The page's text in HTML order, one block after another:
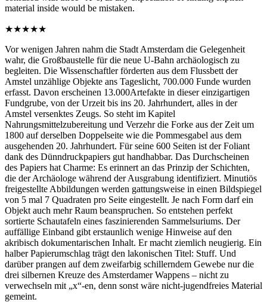
material inside would be mistaken.
★★★★★
Vor wenigen Jahren nahm die Stadt Amsterdam die Gelegenheit
wahr, die Großbaustelle für die neue U-Bahn archäologisch zu
begleiten. Die Wissenschaftler förderten aus dem Flussbett der
Amstel unzählige Objekte ans Tageslicht, 700.000 Funde wurden
erfasst. Davon erscheinen 13.000Artefakte in dieser einzigartigen
Fundgrube, von der Urzeit bis ins 20. Jahrhundert, alles in der
Amstel versenktes Zeugs. So steht im Kapitel
Nahrungsmittelzubereitung und Verzehr die Forke aus der Zeit um
1800 auf derselben Doppelseite wie die Pommesgabel aus dem
ausgehenden 20. Jahrhundert. Für seine 600 Seiten ist der Foliant
dank des Dünndruckpapiers gut handhabbar. Das Durchscheinen
des Papiers hat Charme: Es erinnert an das Prinzip der Schichten,
die der Archäologe während der Ausgrabung identifiziert. Minutiös
freigestellte Abbildungen werden gattungsweise in einen Bildspiegel
von 5 mal 7 Quadraten pro Seite eingestellt. Je nach Form darf ein
Objekt auch mehr Raum beanspruchen. So entstehen perfekt
sortierte Schautafeln eines faszinierenden Sammelsuriums. Der
auffällige Einband gibt erstaunlich wenige Hinweise auf den
akribisch dokumentarischen Inhalt. Er macht ziemlich neugierig. Ein
halber Papierumschlag trägt den lakonischen Titel: Stuff. Und
darüber prangen auf dem zweifarbig schillerndem Gewebe nur die
drei silbernen Kreuze des Amsterdamer Wappens – nicht zu
verwechseln mit „x“-en, denn sonst wäre nicht-jugendfreies Material
gemeint.